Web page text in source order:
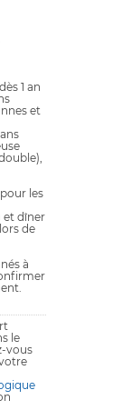
1 an
et
les
et dîner
de
à
le
vous